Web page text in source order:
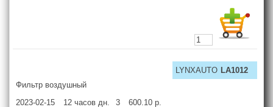
LYNXAUTO LA1012
Фильтр воздушный
2023-02-15
12 часов дн. 3 600.10 р.